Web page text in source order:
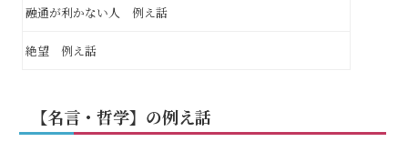
融通が利かない人 例え話
絶望 例え話
【名言・哲学】の例え話